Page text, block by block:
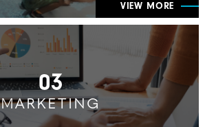
VIEW MORE
03
MARKETING